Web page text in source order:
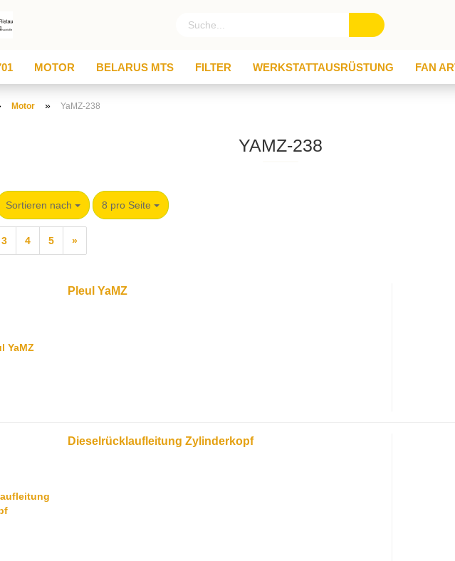
MOTOR BELARUS MTS FILTER WERKSTATTAUSRÜSTUNG FAN
ANFRAGEN
Motor » YaMZ-238
YAMZ-238
Sortieren nach 8 pro Seite
3 4 5 »
Pleul YaMZ
Dieselrücklaufleitung Zylinderkopf